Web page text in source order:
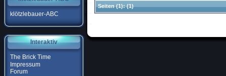
klötzlebauer-ABC
Interaktiv
The Brick Time
Impressum
Forum
Seiten(1):(1)